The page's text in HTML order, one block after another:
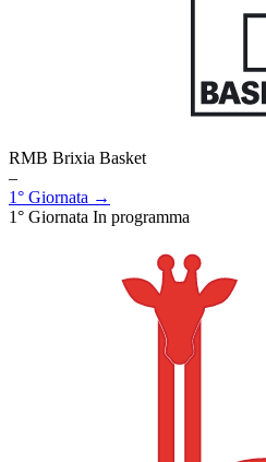
RMB Brixia Basket
–
1° Giornata →
1° Giornata In programma